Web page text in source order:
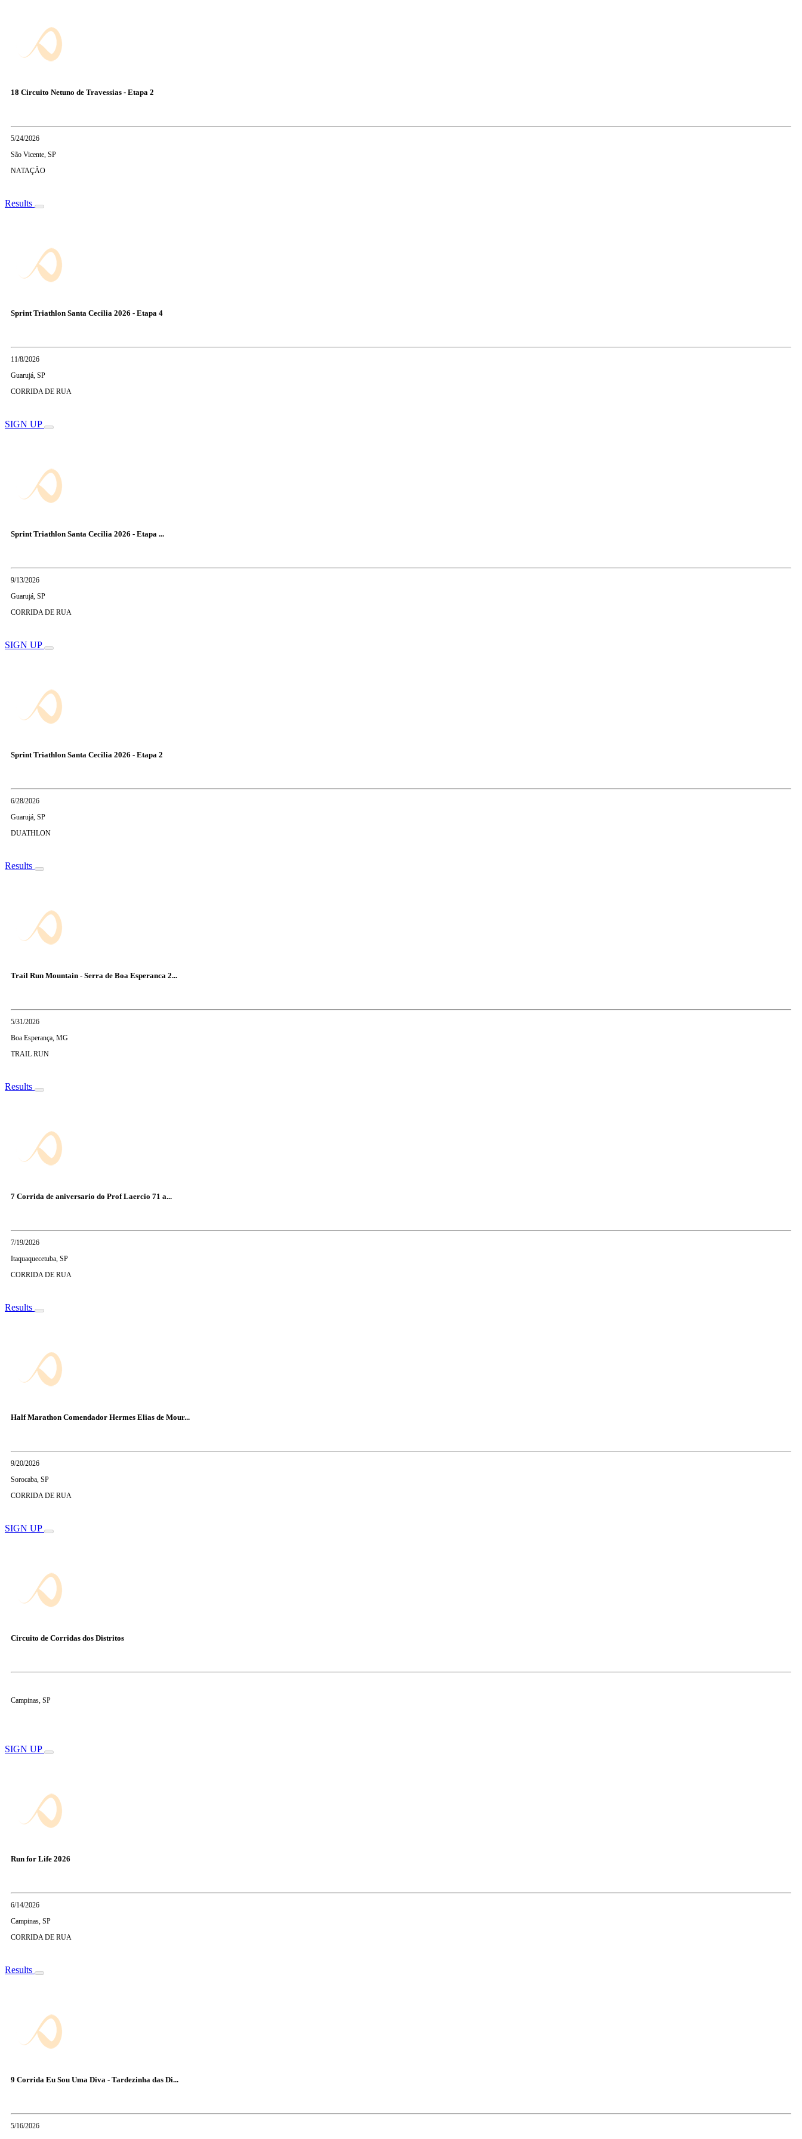
18 Circuito Netuno de Travessias - Etapa 2
5/24/2026
São Vicente, SP
NATAÇÃO
Results
Sprint Triathlon Santa Cecilia 2026 - Etapa 4
11/8/2026
Guarujá, SP
CORRIDA DE RUA
SIGN UP
Sprint Triathlon Santa Cecilia 2026 - Etapa ...
9/13/2026
Guarujá, SP
CORRIDA DE RUA
SIGN UP
Sprint Triathlon Santa Cecilia 2026 - Etapa 2
6/28/2026
Guarujá, SP
DUATHLON
Results
Trail Run Mountain - Serra de Boa Esperanca 2...
5/31/2026
Boa Esperança, MG
TRAIL RUN
Results
7 Corrida de aniversario do Prof Laercio 71 a...
7/19/2026
Itaquaquecetuba, SP
CORRIDA DE RUA
Results
Half Marathon Comendador Hermes Elias de Mour...
9/20/2026
Sorocaba, SP
CORRIDA DE RUA
SIGN UP
Circuito de Corridas dos Distritos
Campinas, SP
SIGN UP
Run for Life 2026
6/14/2026
Campinas, SP
CORRIDA DE RUA
Results
9 Corrida Eu Sou Uma Diva - Tardezinha das Di...
5/16/2026